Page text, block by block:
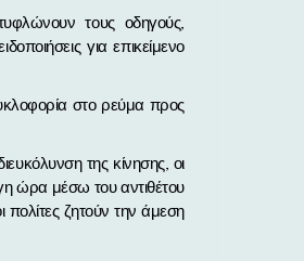
τους οδηγούς,
για επικείμενο
στο ρεύμα προς
της κίνησης, οι
ώρα μέσω του αντιθέτου
πολίτες ζητούν την άμεση